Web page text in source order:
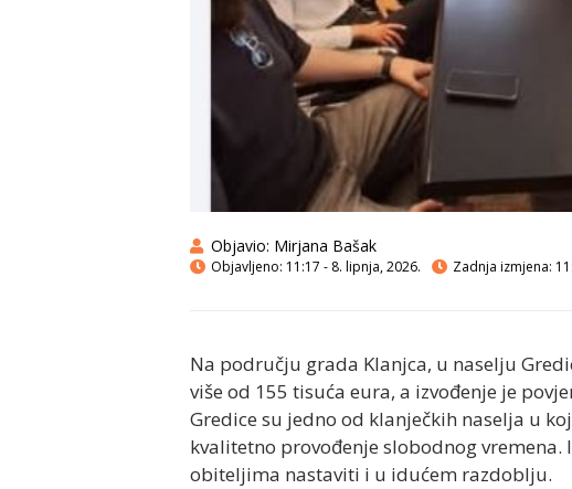
Objavio: Mirjana Bašak
Objavljeno: 11:17 - 8. lipnja, 2026. Zadnja izmjena:
Na području grada Klanjca, u naselju
više od 155 tisuća eura, a izvođenje je
Gredice su jedno od klanječkih naselja u
kvalitetno provođenje slobodnog
obiteljima nastaviti i u idućem razdoblju.